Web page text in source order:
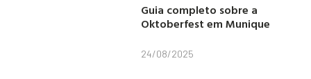
Guia completo sobre a
Oktoberfest em Munique
24/08/2025